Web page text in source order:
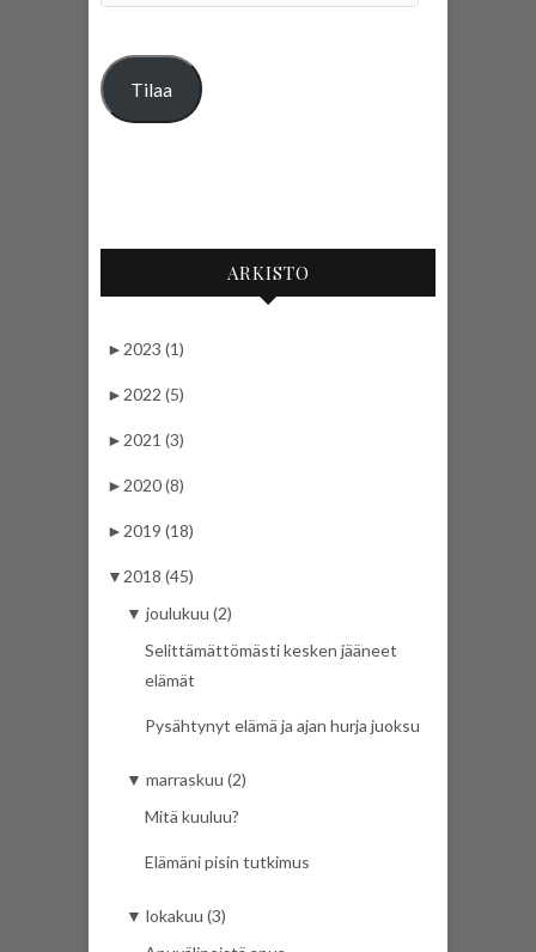
Tilaa
ARKISTO
► 2023 (1)
► 2022 (5)
► 2021 (3)
► 2020 (8)
► 2019 (18)
▼ 2018 (45)
▼ joulukuu (2)
Selittämättömästi kesken jääneet
elämät
Pysähtynyt elämä ja ajan hurja juoksu
▼ marraskuu (2)
Mitä kuuluu?
Elämäni pisin tutkimus
▼ lokakuu (3)